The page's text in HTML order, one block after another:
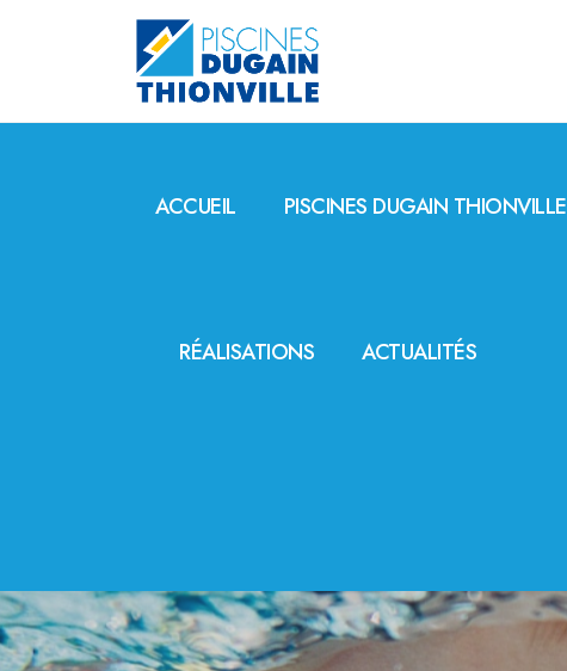
ACCUEIL PISCINES DUGAIN THIONVILLE
RÉALISATIONS ACTUALITÉS